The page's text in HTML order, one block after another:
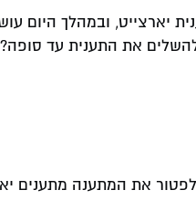
יארצייט, ובמהלך היום
את התענית עד סופה?
את המתענה מתענים